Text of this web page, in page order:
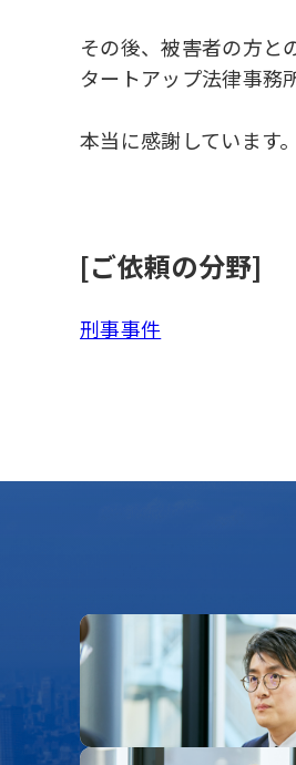
その後、被害者の方と
タートアップ法律事務
本当に感謝しています。
[ご依頼の分野]
刑事事件